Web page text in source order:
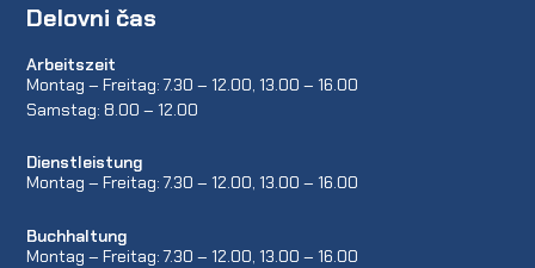
Delovni čas
Arbeitszeit
Montag – Freitag: 7.30 – 12.00, 13.00 – 16.00
Samstag: 8.00 – 12.00
Dienstleistung
Montag – Freitag: 7.30 – 12.00, 13.00 – 16.00
Buchhaltung
Montag – Freitag: 7.30 – 12.00, 13.00 – 16.00